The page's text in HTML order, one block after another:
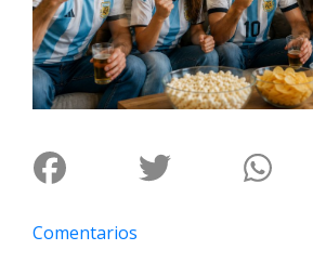
Espectáculos
Policiales
Cartelera
de
Familia
Clasificados
Comentarios